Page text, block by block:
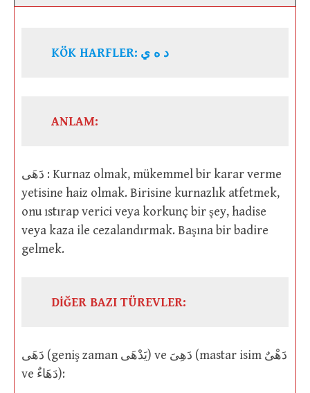
KÖK HARFLER: د ه ي
ANLAM:
دَهَى : Kurnaz olmak, mükemmel bir karar verme
yetisine haiz olmak. Birisine kurnazlık atfetmek,
onu ıstırap verici veya korkunç bir şey, hadise
veya kaza ile cezalandırmak. Başına bir badire
gelmek.
DİĞER BAZI TÜREVLER:
دَهَى (geniş zaman يَدْهَى) ve دَهِىَ (mastar isim دَهْىٌ
ve دَهَاءٌ):